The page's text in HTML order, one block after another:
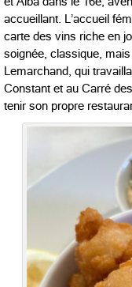
accueillant. L’accueil
carte des vins riche en
soignée, classique,
Lemarchand, qui
Constant et au Carré
tenir son propre